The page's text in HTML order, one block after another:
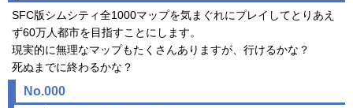
SFC版シムシティ全1000マップを気まぐれにプレイしてとりあえ
ず60万人都市を目指すことにします。
現実的に無理なマップもたくさんありますが、行けるかな？
死ぬまでに終わるかな？
No.000